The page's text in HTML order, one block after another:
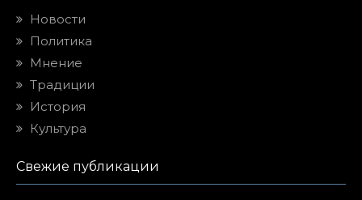
Новости
Политика
Мнение
Традиции
История
Культура
Свежие публикации